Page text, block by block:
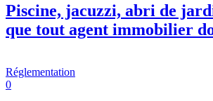
Piscine, jacuzzi, abri de
que tout agent immobilier
Réglementation
0